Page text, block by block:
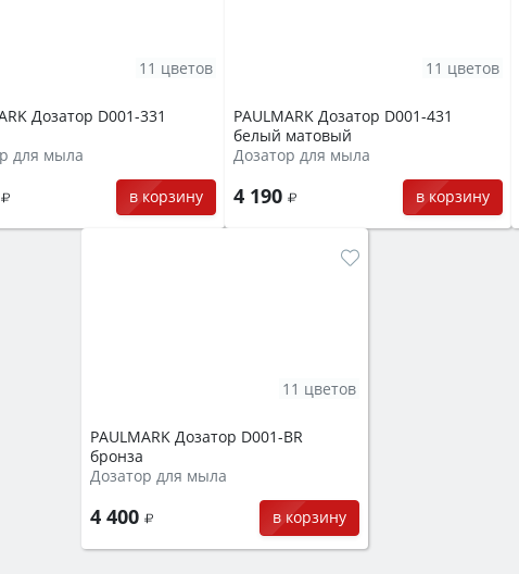
Дозатор D001-331
для мыла
в корзину
11 цветов
PAULMARK Дозатор D001-431
белый матовый
Дозатор для мыла
4 190 в корзину
11 цветов
PAULMARK Дозатор D001-BR
бронза
Дозатор для мыла
4 400 в корзину
11 цветов